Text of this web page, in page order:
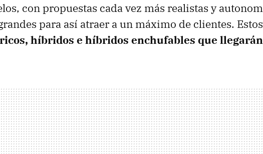
con propuestas cada vez más realistas y
para así atraer a un máximo de clientes.
híbridos e híbridos enchufables que